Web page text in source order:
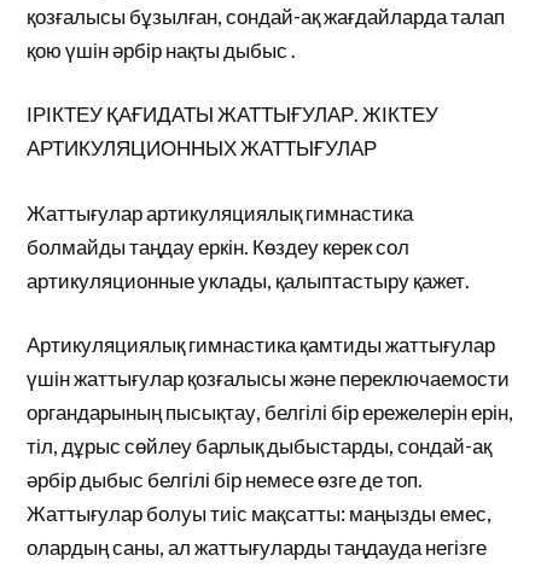
қозғалысы бұзылған, сондай-ақ жағдайларда талап
қою үшін әрбір нақты дыбыс .
ІРІКТЕУ ҚАҒИДАТЫ ЖАТТЫҒУЛАР. ЖІКТЕУ
АРТИКУЛЯЦИОННЫХ ЖАТТЫҒУЛАР
Жаттығулар артикуляциялық гимнастика
болмайды таңдау еркін. Көздеу керек сол
артикуляционные уклады, қалыптастыру қажет.
Артикуляциялық гимнастика қамтиды жаттығулар
үшін жаттығулар қозғалысы және переключаемости
органдарының пысықтау, белгілі бір ережелерін ерін,
тіл, дұрыс сөйлеу барлық дыбыстарды, сондай-ақ
әрбір дыбыс белгілі бір немесе өзге де топ.
Жаттығулар болуы тиіс мақсатты: маңызды емес,
олардың саны, ал жаттығуларды таңдауда негізге